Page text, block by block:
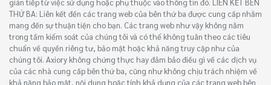
gián tiếp từ việc sử dụng hoặc phụ thuộc vào thông tin đó. LIÊN KẾT BÊN
THỨ BA: Liên kết đến các trang web của bên thứ ba được cung cấp nhằm
mang đến sự thuận tiện cho bạn. Các trang web như vậy không nằm
trong tầm kiểm soát của chúng tôi và có thể không tuân theo các tiêu
chuẩn về quyền riêng tư, bảo mật hoặc khả năng truy cập như của
chúng tôi. Axiory không chứng thực hay đảm bảo điều gì về các dịch vụ
của các nhà cung cấp bên thứ ba, cũng như không chịu trách nhiệm về
khả năng bảo mật, nội dung hoặc tính khả dụng của các trang web bên